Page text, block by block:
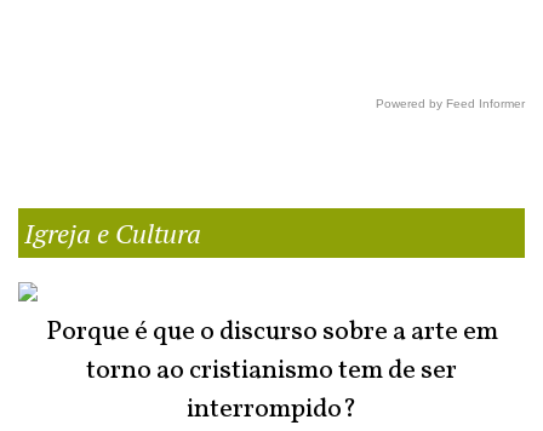
Powered by Feed Informer
Igreja e Cultura
Porque é que o discurso sobre a arte em
torno ao cristianismo tem de ser
interrompido?